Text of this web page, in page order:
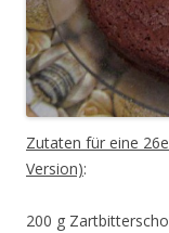
Zutaten für eine
Version):
200 g